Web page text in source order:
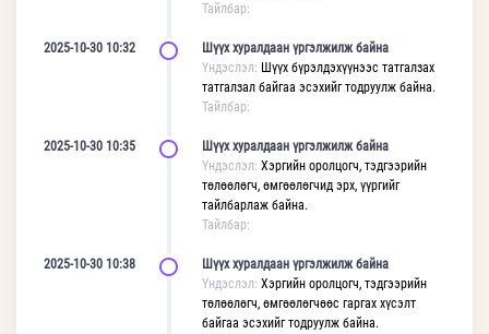
Тайлбар:
2025-10-30 10:32
Шүүх хуралдаан үргэлжилж байна
Үндэслэл: Шүүх бүрэлдэхүүнээс татгалзах
татгалзал байгаа эсэхийг тодруулж байна.
Тайлбар:
2025-10-30 10:35
Шүүх хуралдаан үргэлжилж байна
Үндэслэл: Хэргийн оролцогч, тэдгээрийн
төлөөлөгч, өмгөөлөгчид эрх, үүргийг
тайлбарлаж байна.
Тайлбар:
2025-10-30 10:38
Шүүх хуралдаан үргэлжилж байна
Үндэслэл: Хэргийн оролцогч, тэдгээрийн
төлөөлөгч, өмгөөлөгчөөс гаргах хүсэлт
байгаа эсэхийг тодруулж байна.